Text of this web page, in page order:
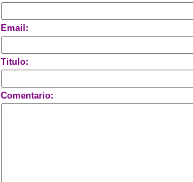
Email:
Titulo:
Comentario: